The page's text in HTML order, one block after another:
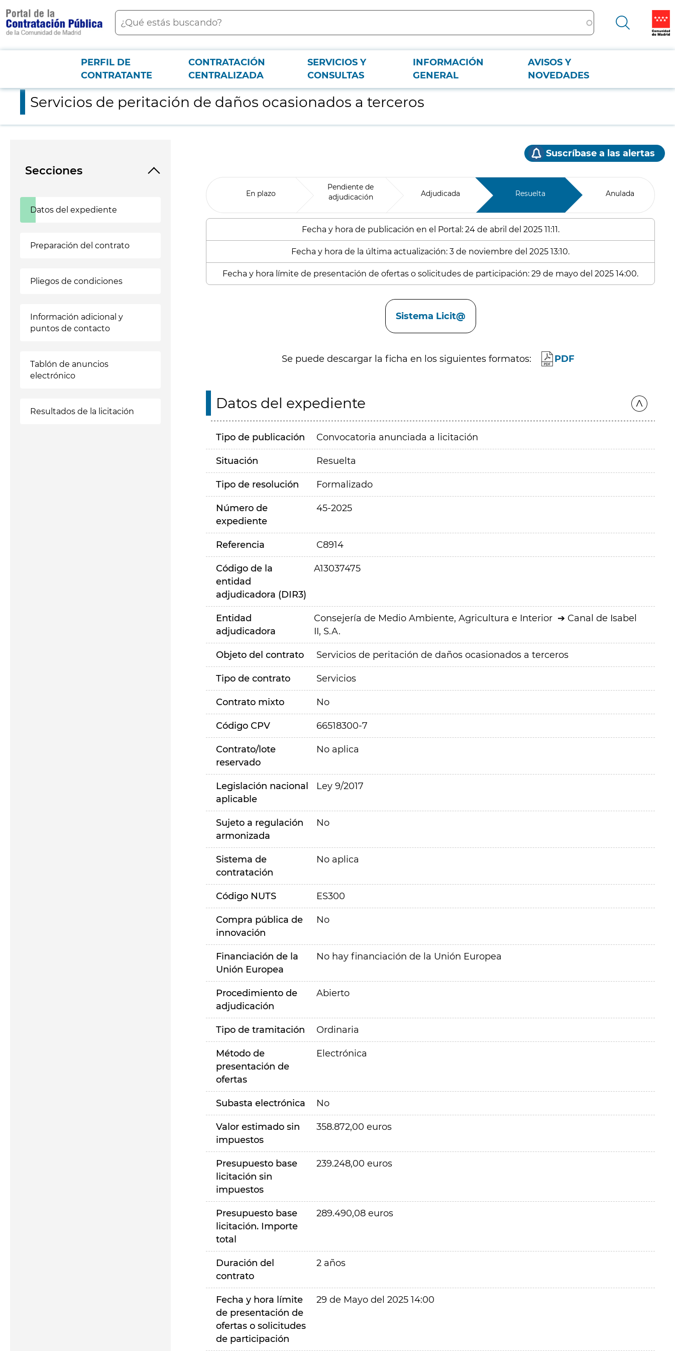
contenido
principal
Buscar
Menú PCON
PERFIL DE
CONTRATANTE
CONTRATACIÓN
CENTRALIZADA
SERVICIOS Y
CONSULTAS
INFORMACIÓN
GENERAL
AVISOS Y
NOVEDADES
Servicios de peritación de daños ocasionados a terceros
Servicios de peritación de daños ocasionados a terceros
Secciones
Datos del expediente
Preparación del contrato
Pliegos de condiciones
Información adicional y
puntos de contacto
Tablón de anuncios
electrónico
Resultados de la licitación
Suscríbase a las alertas
En plazo
Pendiente de
adjudicación
Adjudicada Resuelta Anulada
Fecha y hora de publicación en el Portal: 24 de abril del 2025 11:11.
Fecha y hora de la última actualización: 3 de noviembre del 2025 13:10.
Fecha y hora límite de presentación de ofertas o solicitudes de participación: 29 de mayo del 2025 14:00.
Sistema Licit@
Se puede descargar la ficha en los siguientes formatos: PDF
Datos del expediente
Tipo de publicación Convocatoria anunciada a licitación
Situación Resuelta
Tipo de resolución Formalizado
Número de
expediente
45-2025
Referencia C8914
Código de la
entidad
adjudicadora (DIR3)
A13037475
Entidad
adjudicadora
Consejería de Medio Ambiente, Agricultura e Interior
Canal de Isabel
II, S.A.
Objeto del contrato Servicios de peritación de daños ocasionados a terceros
Tipo de contrato Servicios
Contrato mixto No
Código CPV 66518300-7
Contrato/lote
reservado
No aplica
Legislación nacional
aplicable
Ley 9/2017
Sujeto a regulación
armonizada
No
Sistema de
contratación
No aplica
Código NUTS ES300
Compra pública de
innovación
No
Financiación de la
Unión Europea
No hay financiación de la Unión Europea
Procedimiento de
adjudicación
Abierto
Tipo de tramitación Ordinaria
Método de
presentación de
ofertas
Electrónica
Subasta electrónica No
Valor estimado sin
impuestos
358.872,00 euros
Presupuesto base
licitación sin
impuestos
239.248,00 euros
Presupuesto base
licitación. Importe
total
289.490,08 euros
Duración del
contrato
2 años
Fecha y hora límite
de presentación de
ofertas o solicitudes
de participación
29 de Mayo del 2025 14:00